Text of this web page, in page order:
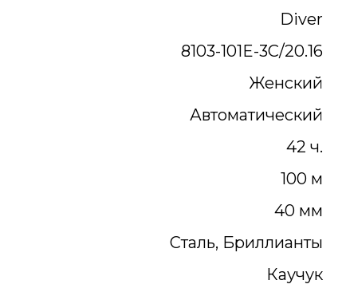
Diver
8103-101E-3C/20.16
Женский
Автоматический
42 ч.
100 м
40 мм
Сталь, Бриллианты
Каучук